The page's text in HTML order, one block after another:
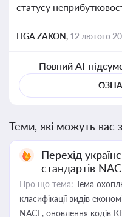
статусу
LIGA ZAKON, 12 лютого
Повний AI-
Теми, які можуть вас
Перехід
стандартів
Про що тема: Тема
класифікації видів
NACE, оновлення кодів